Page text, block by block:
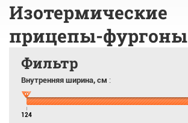
Изотермические
прицепы-фургоны
Фильтр
Внутренняя ширина, см :
124